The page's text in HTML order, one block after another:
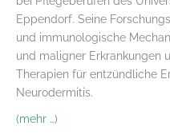
Eppendorf. Seine
und immunologische
und maligner Erkrankungen
Therapien für entzündliche
Neurodermitis.
(mehr …)